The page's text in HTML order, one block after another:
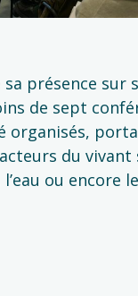
sa présence sur
de sept
organisés,
du vivant
ou encore